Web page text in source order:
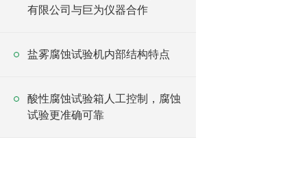
有限公司与巨为仪器合作
盐雾腐蚀试验机内部结构特点
酸性腐蚀试验箱人工控制，腐蚀
试验更准确可靠